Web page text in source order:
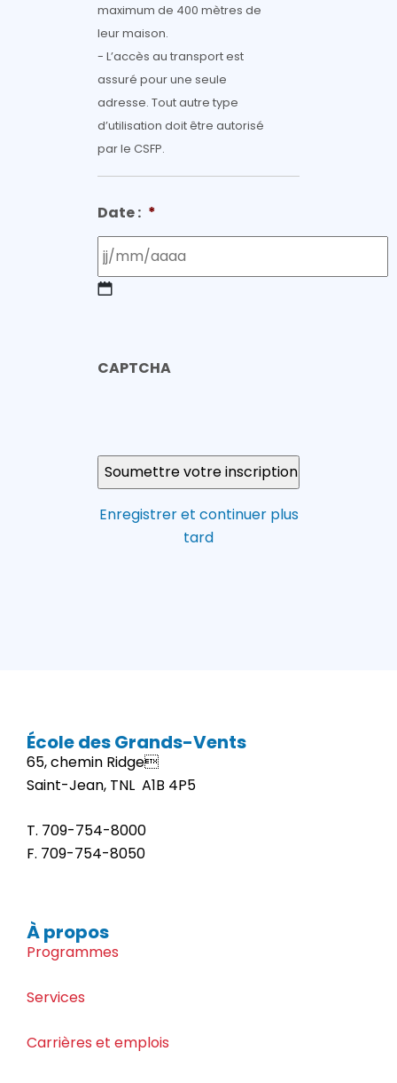
maximum de 400 mètres de
leur maison.
- L’accès au transport est
assuré pour une seule
adresse. Tout autre type
d’utilisation doit être autorisé
par le CSFP.
Date : *
CAPTCHA
Enregistrer et continuer plus
tard
École des Grands-Vents
65, chemin Ridge
Saint-Jean, TNL A1B 4P5
T. 709-754-8000
F. 709-754-8050
À propos
Programmes
Services
Carrières et emplois